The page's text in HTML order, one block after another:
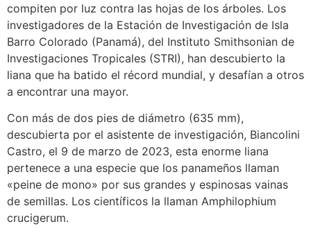
compiten por luz contra las hojas de los árboles. Los
investigadores de la Estación de Investigación de Isla
Barro Colorado (Panamá), del Instituto Smithsonian de
Investigaciones Tropicales (STRI), han descubierto la
liana que ha batido el récord mundial, y desafían a otros
a encontrar una mayor.
Con más de dos pies de diámetro (635 mm),
descubierta por el asistente de investigación, Biancolini
Castro, el 9 de marzo de 2023, esta enorme liana
pertenece a una especie que los panameños llaman
«peine de mono» por sus grandes y espinosas vainas
de semillas. Los científicos la llaman Amphilophium
crucigerum.